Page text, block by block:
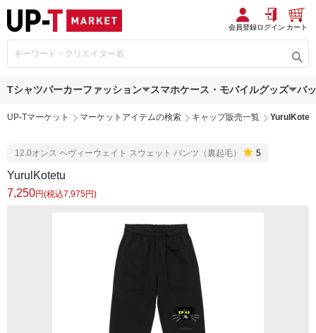
会員登録ログイン カート
Tシャツパーカーファッション スマホケース・モバイルグッズ バ
UP-Tマーケット マーケットアイテムの検索 キャップ販売一覧
12.0オンス ヘヴィーウェイト スウェット パンツ（裏起毛） 5
YurulKotetu
7,250円(税込7,975円)